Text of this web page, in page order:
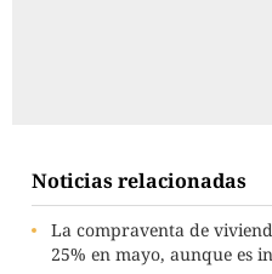
Noticias relacionadas
La compraventa de
25% en mayo, aunque es